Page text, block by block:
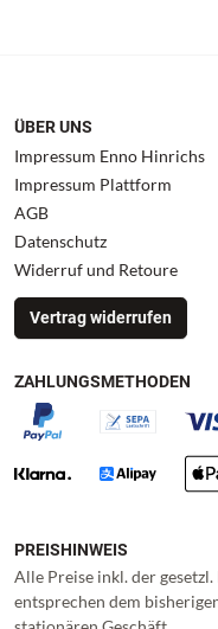
ÜBER UNS
Impressum Enno Hinrichs
Impressum Plattform
AGB
Datenschutz
Widerruf und Retoure
Vertrag widerrufen
ZAHLUNGSMETHODEN
PREISHINWEIS
Alle Preise inkl. der
entsprechen dem